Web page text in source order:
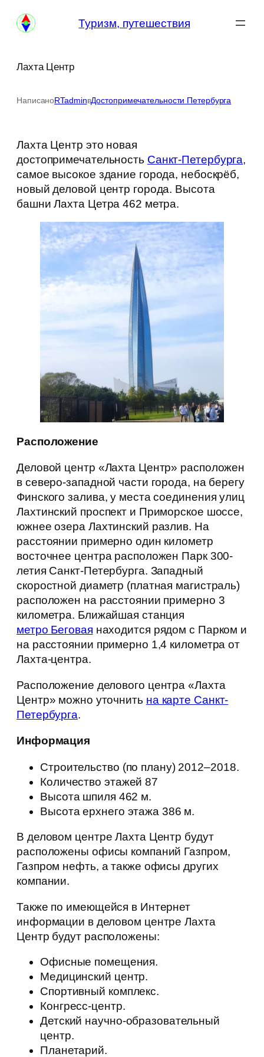
Перейти
Туризм, путешествия
Лахта Центр
НаписаноRTadminвДостопримечательности Петербурга
Лахта Центр это новая
достопримечательность Санкт-Петербурга,
самое высокое здание города, небоскрёб,
новый деловой центр города. Высота
башни Лахта Цетра 462 метра.
Расположение
Деловой центр «Лахта Центр» расположен
в северо-западной части города, на берегу
Финского залива, у места соединения улиц
Лахтинский проспект и Приморское шоссе,
южнее озера Лахтинский разлив. На
расстоянии примерно один километр
восточнее центра расположен Парк 300-
летия Санкт-Петербурга. Западный
скоростной диаметр (платная магистраль)
расположен на расстоянии примерно 3
километра. Ближайшая станция
метро Беговая находится рядом с Парком и
на расстоянии примерно 1,4 километра от
Лахта-центра.
Расположение делового центра «Лахта
Центр» можно уточнить на карте Санкт-
Петербурга.
Информация
Строительство (по плану) 2012–2018.
Количество этажей 87
Высота шпиля 462 м.
Высота ерхнего этажа 386 м.
В деловом центре Лахта Центр будут
расположены офисы компаний Газпром,
Газпром нефть, а также офисы других
компании.
Также по имеющейся в Интернет
информации в деловом центре Лахта
Центр будут расположены:
Офисные помещения.
Медицинский центр.
Спортивный комплекс.
Конгресс-центр.
Детский научно-образовательный
центр.
Планетарий.